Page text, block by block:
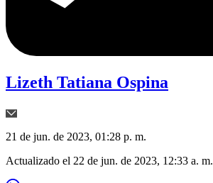
Lizeth Tatiana Ospina
21 de jun. de 2023, 01:28 p. m.
Actualizado el 22 de jun. de 2023, 12:33 a. m.